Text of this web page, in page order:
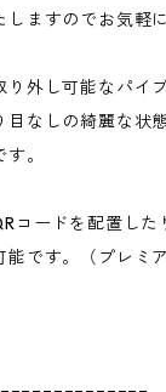
しますのでお気軽
外し可能なパイ
目なしの綺麗な状
。
コードを配置した
能です。（プレミ